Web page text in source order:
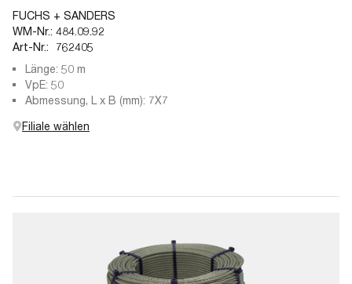
FUCHS + SANDERS
WM-Nr.: 484.09.92
Art-Nr.:
762405
Länge: 50 m
VpE: 50
Abmessung, L x B (mm): 7X7
Filiale wählen